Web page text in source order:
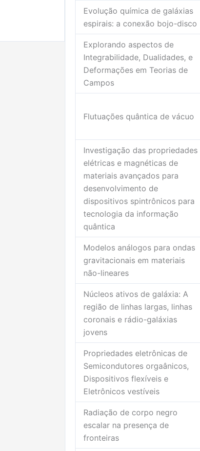
Evolução química de galáxias
espirais: a conexão bojo-disco
Explorando aspectos de
Integrabilidade, Dualidades, e
Deformações em Teorias de
Campos
Flutuações quântica de vácuo
Investigação das propriedades
elétricas e magnéticas de
materiais avançados para
desenvolvimento de
dispositivos spintrônicos para
tecnologia da informação
quântica
Modelos análogos para ondas
gravitacionais em materiais
não-lineares
Núcleos ativos de galáxia: A
região de linhas largas, linhas
coronais e rádio-galáxias
jovens
Propriedades eletrônicas de
Semicondutores orgaânicos,
Dispositivos flexíveis e
Eletrônicos vestíveis
Radiação de corpo negro
escalar na presença de
fronteiras